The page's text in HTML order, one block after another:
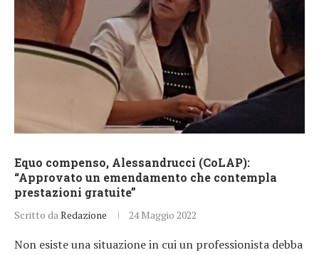
Equo compenso, Alessandrucci (CoLAP):
“Approvato un emendamento che contempla
prestazioni gratuite”
Scritto da Redazione 24 Maggio 2022
Non esiste una situazione in cui un professionista debba